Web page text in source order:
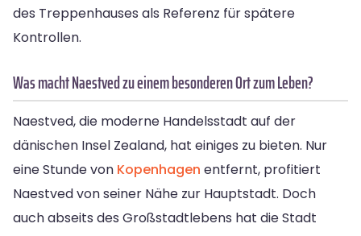
des Treppenhauses als Referenz für spätere
Kontrollen.
Was macht Naestved zu einem besonderen Ort zum Leben?
Naestved, die moderne Handelsstadt auf der
dänischen Insel Zealand, hat einiges zu bieten. Nur
eine Stunde von Kopenhagen entfernt, profitiert
Naestved von seiner Nähe zur Hauptstadt. Doch
auch abseits des Großstadtlebens hat die Stadt